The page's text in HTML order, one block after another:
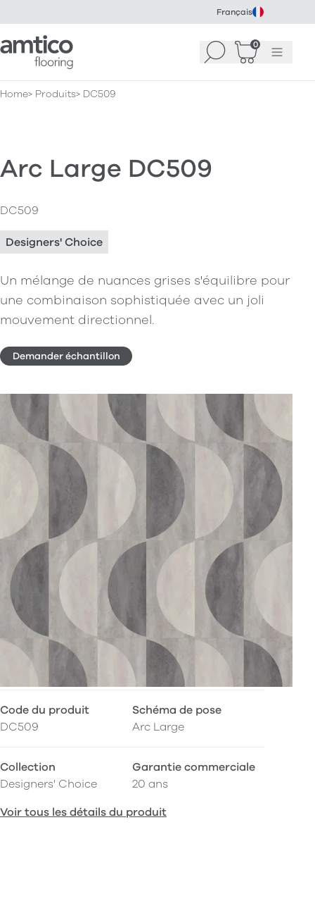
Français
Amtico Flooring Recherche
0
Panier(0)
Menu
Home Produits DC509
Arc Large DC509
DC509
Designers' Choice
Un mélange de nuances grises s'équilibre pour
une combinaison sophistiquée avec un joli
mouvement directionnel.
Demander échantillon
Code du produit
DC509
Schéma de pose
Arc Large
Collection
Designers' Choice
Garantie commerciale
20 ans
Voir tous les détails du produit